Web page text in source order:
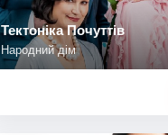
Тектоніка Почуттів
Народний дім